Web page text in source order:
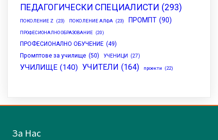
ПЕДАГОГИЧЕСКИ СПЕЦИАЛИСТИ (293)
ПОКОЛЕНИЕ Z (23) ПОКОЛЕНИЕ АЛФА (23) ПРОМПТ (90)
ПРОФЕСИОНАЛНО ОБРАЗОВАНИЕ (20)
ПРОФЕСИОНАЛНО ОБУЧЕНИЕ (49)
Промптове за училище (50) УЧЕНИЦИ (27)
УЧИЛИЩЕ (140) УЧИТЕЛИ (164) проекти (22)
За Нас